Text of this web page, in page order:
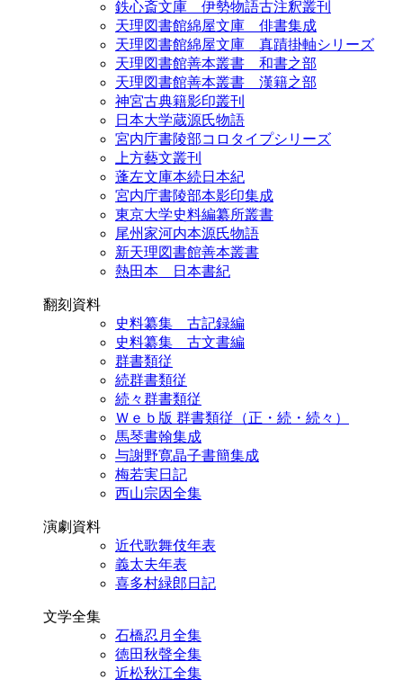
鉄心斎文庫 伊勢物語古注釈叢刊
天理図書館綿屋文庫 俳書集成
天理図書館綿屋文庫 真蹟掛軸シリーズ
天理図書館善本叢書 和書之部
天理図書館善本叢書 漢籍之部
神宮古典籍影印叢刊
日本大学蔵源氏物語
宮内庁書陵部コロタイプシリーズ
上方藝文叢刊
蓬左文庫本続日本紀
宮内庁書陵部本影印集成
東京大学史料編纂所叢書
尾州家河内本源氏物語
新天理図書館善本叢書
熱田本 日本書紀
翻刻資料
史料纂集 古記録編
史料纂集 古文書編
群書類従
続群書類従
続々群書類従
Ｗｅｂ版 群書類従（正・続・続々）
馬琴書翰集成
与謝野寛晶子書簡集成
梅若実日記
西山宗因全集
演劇資料
近代歌舞伎年表
義太夫年表
喜多村緑郎日記
文学全集
石橋忍月全集
徳田秋聲全集
近松秋江全集